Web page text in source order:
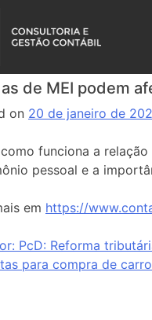
de MEI podem
on 20 de janeiro de
funciona a
pessoal e a
em https://
PcD: Reforma
para compra de